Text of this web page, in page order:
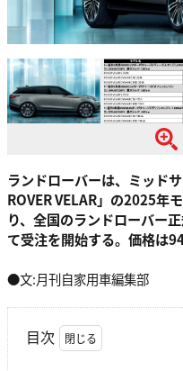
ランドローバーは、ミッド
ROVER VELAR」の2025年
り、全国のランドローバー
て受注を開始する。価格は
●文:月刊自家用車編集部
目次